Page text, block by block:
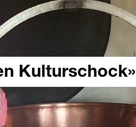
Kulturschock»